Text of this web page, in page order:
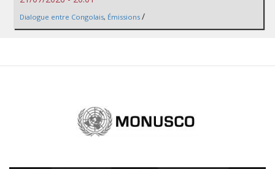
Dialogue entre Congolais, Émissions /